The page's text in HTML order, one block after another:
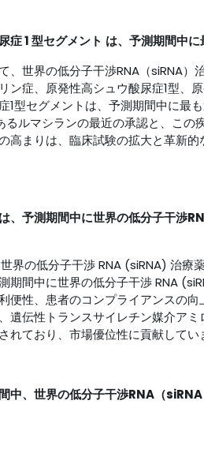
症 1 型セグメント は、予測期間中
、世界の低分子干渉RNA（siRNA
ン症、原発性高シュウ酸尿症1型、
1型セグメントは、予測期間中に最
るルマシランの最近の承認と、こ
高まりは、臨床試験の拡大と革新
、予測期間中に世界の低分子干渉
界の低分子干渉 RNA (siRNA) 治
期間中に世界の低分子干渉 RNA
便性、患者のコンプライアンスの
遺伝性トランスサイレチン媒介ア
れており、市場優位性に貢献してい
中、世界の低分子干渉RNA（